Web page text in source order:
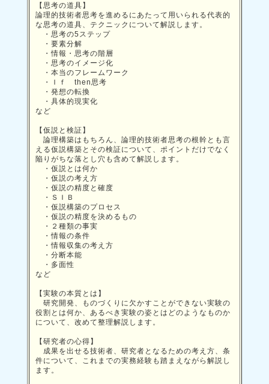
【思考の道具】
論理的技術者思考を進めるにあたって用いられる代表的
な思考の道具、テクニックについて解説します。
・思考の5ステップ
・要素分解
・情報・思考の階層
・思考のイメージ化
・本当のフレームワーク
・Ｉｆ then思考
・発想の転換
・具体的現実化
など
【仮説と検証】
論理構築はもちろん、論理的技術者思考の根幹とも言
える仮説構築とその検証について、ポイントだけでなく
陥りがちな落とし穴も含めて解説します。
・仮説とは何か
・仮説の考え方
・仮説の精度と確度
・ＳＩＢ
・仮説構築のプロセス
・仮説の精度を決めるもの
・２種類の事実
・情報の条件
・情報収集の考え方
・分断本能
・多面性
など
【実験の本質とは】
研究開発、ものづくりに欠かすことができない実験の
役割とは何か、あるべき実験の姿とはどのようなものか
について、改めて整理解説します。
【研究者の心得】
成果を出せる技術者、研究者となるための考え方、条
件について、これまでの実務経験も踏まえながら解説し
ます。